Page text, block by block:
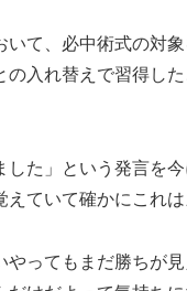
いて、必中術式の対
の入れ替えで習得し
した」という発言を
えていて確かにこれは
やってもまだ勝ちが